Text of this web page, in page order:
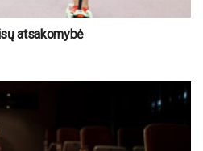
atsakomybė